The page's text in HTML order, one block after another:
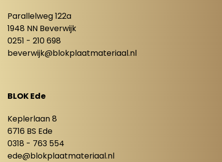
Parallelweg 122a
1948 NN Beverwijk
0251 - 210 698
beverwijk@blokplaatmateriaal.nl
BLOK Ede
Keplerlaan 8
6716 BS Ede
0318 - 763 554
ede@blokplaatmateriaal.nl